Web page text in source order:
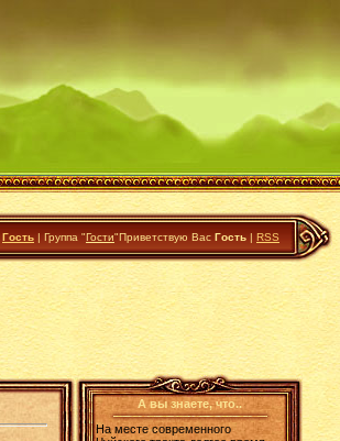
Гость | Группа "Гости"Приветствую Вас Гость | RSS
А вы знаете, что..
На месте современного